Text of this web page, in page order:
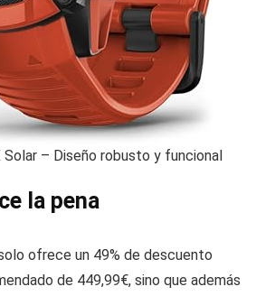
– Diseño robusto y funcional
la pena
ofrece un 49% de descuento
de 449,99€, sino que además